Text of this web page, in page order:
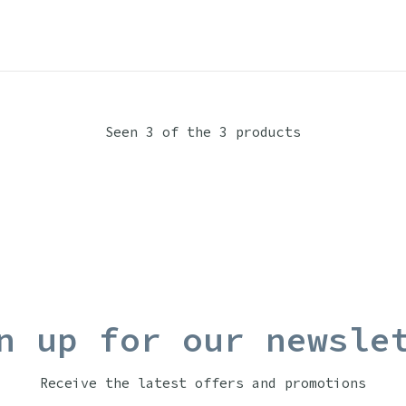
Seen 3 of the 3 products
up for our
Receive the latest offers and promotions